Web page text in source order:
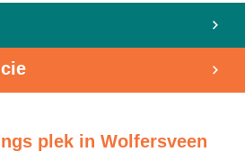
plek in Wolfersveen